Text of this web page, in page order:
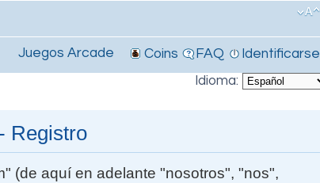
Juegos Arcade Coins FAQ
Identificarse
Idioma:
Registro
(de aquí en adelante "nosotros", "nos",